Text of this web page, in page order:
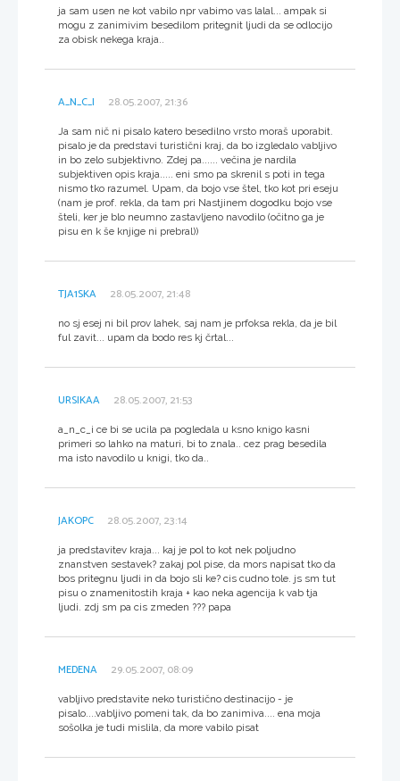
ja sam usen ne kot vabilo npr vabimo vas lalal... ampak si
mogu z zanimivim besedilom pritegnit ljudi da se odlocijo
za obisk nekega kraja..
A_N_C_I 28.05.2007, 21:36
Ja sam nič ni pisalo katero besedilno vrsto moraš uporabit.
pisalo je da predstavi turistični kraj, da bo izgledalo vabljivo
in bo zelo subjektivno. Zdej pa...... večina je nardila
subjektiven opis kraja..... eni smo pa skrenil s poti in tega
nismo tko razumel. Upam, da bojo vse štel, tko kot pri eseju
(nam je prof. rekla, da tam pri Nastjinem dogodku bojo vse
šteli, ker je blo neumno zastavljeno navodilo (očitno ga je
pisu en k še knjige ni prebral))
TJA1SKA 28.05.2007, 21:48
no sj esej ni bil prov lahek, saj nam je prfoksa rekla, da je bil
ful zavit... upam da bodo res kj črtal...
URSIKAA 28.05.2007, 21:53
a_n_c_i ce bi se ucila pa pogledala u ksno knigo kasni
primeri so lahko na maturi, bi to znala.. cez prag besedila
ma isto navodilo u knigi, tko da..
JAKOPC 28.05.2007, 23:14
ja predstavitev kraja... kaj je pol to kot nek poljudno
znanstven sestavek? zakaj pol pise, da mors napisat tko da
bos pritegnu ljudi in da bojo sli ke? cis cudno tole. js sm tut
pisu o znamenitostih kraja + kao neka agencija k vab tja
ljudi. zdj sm pa cis zmeden ??? papa
MEDENA 29.05.2007, 08:09
vabljivo predstavite neko turistično destinacijo - je
pisalo....vabljivo pomeni tak, da bo zanimiva.... ena moja
sošolka je tudi mislila, da more vabilo pisat